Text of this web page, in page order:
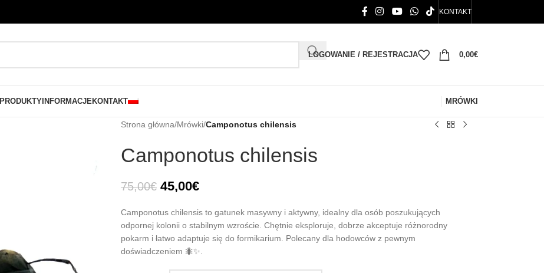
KONTAKT
LOGOWANIE / REJESTRACJA 0,00€
PRODUKTY INFORMACJEKONTAKT MRÓWKI
Strona główna/Mrówki/Camponotus chilensis
Camponotus chilensis
75,00€ 45,00€
Camponotus chilensis to gatunek masywny i aktywny, idealny dla osób poszukujących
odpornej kolonii o stabilnym wzroście. Chętnie eksploruje, dobrze akceptuje różnorodny
pokarm i łatwo adaptuje się do formikarium. Polecany dla hodowców z pewnym
doświadczeniem 🐜✨.